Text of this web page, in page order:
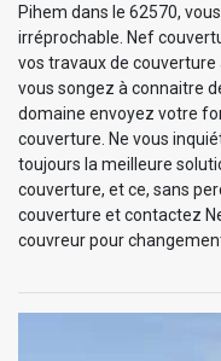
Pihem dans le 62570,
irréprochable. Nef
vos travaux de
vous songez à connaitre
domaine envoyez votre
couverture. Ne vous
toujours la meilleure
couverture, et ce, sans
couverture et contactez
couvreur pour